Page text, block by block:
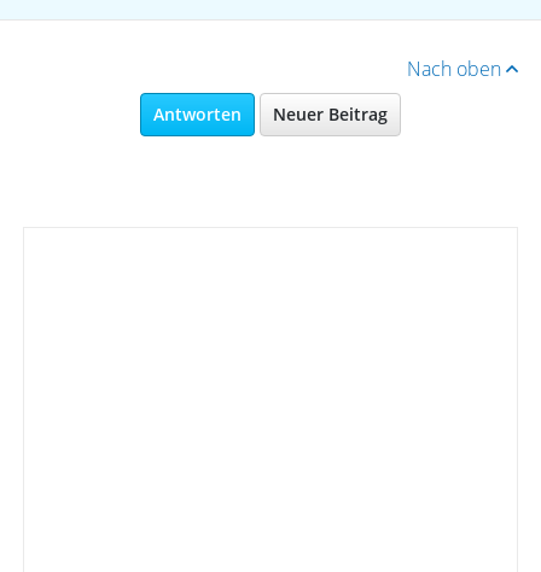
Nach oben
Antworten Neuer Beitrag